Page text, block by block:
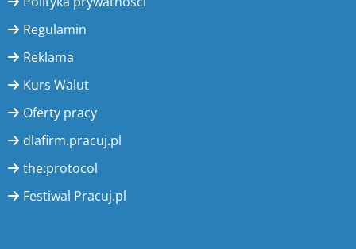
Regulamin
Reklama
Kurs Walut
Oferty pracy
dlafirm.pracuj.pl
the:protocol
Festiwal Pracuj.pl